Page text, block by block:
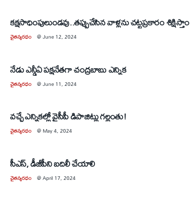
కక్షసాధింపులుండవు..తప్పుచేసిన వాళ్లను చట్టప్రకారం శిక్షిస్తాం
చైతన్యరధం @June 12, 2024
నేడు ఎన్డీఏ పక్షనేతగా చంద్రబాబు ఎన్నిక
చైతన్యరధం @June 11, 2024
వచ్చే ఎన్నికల్లో వైసీపీ డిపాజిట్లు గల్లంతు!
చైతన్యరధం @ May 4, 2024
సీఎస్‌, డీజీపీని బదిలీ చేయాలి
చైతన్యరధం @April 17, 2024